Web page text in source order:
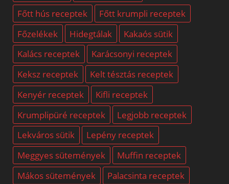
Főtt hús receptek
Főtt krumpli receptek
Főzelékek
Hidegtálak
Kakaós sütik
Kalács receptek
Karácsonyi receptek
Keksz receptek
Kelt tésztás receptek
Kenyér receptek
Kifli receptek
Krumplipüré receptek
Legjobb receptek
Lekváros sütik
Lepény receptek
Meggyes sütemények
Muffin receptek
Mákos sütemények
Palacsinta receptek